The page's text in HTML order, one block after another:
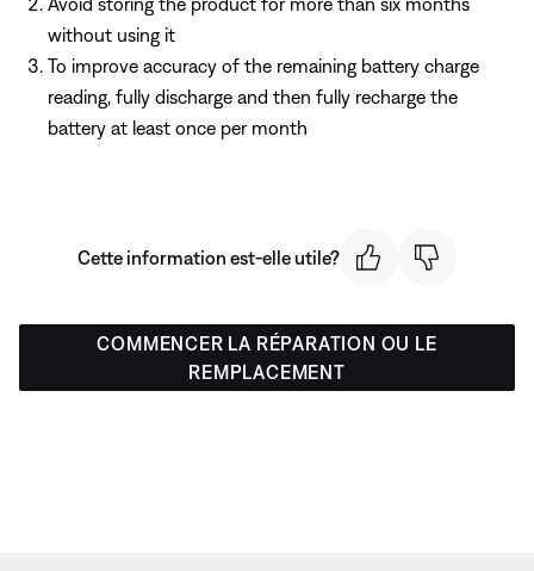
without using it
To improve accuracy of the remaining battery charge
reading, fully discharge and then fully recharge the
battery at least once per month
Cette information est-elle utile?
COMMENCER LA RÉPARATION OU LE
REMPLACEMENT